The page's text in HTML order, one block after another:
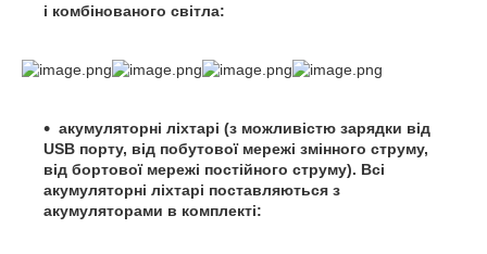
і комбінованого світла:
акумуляторні ліхтарі (з можливістю зарядки від
USB порту, від побутової мережі змінного струму,
від бортової мережі постійного струму). Всі
акумуляторні ліхтарі поставляються з
акумуляторами в комплекті: